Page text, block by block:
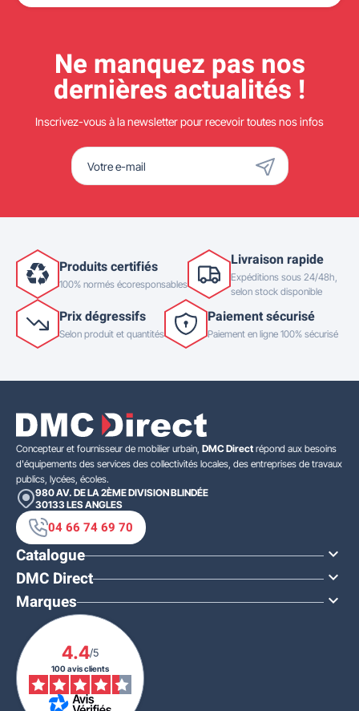
Ne manquez pas nos
dernières actualités !
Inscrivez-vous à la newsletter pour recevoir toutes nos infos
Produits certifiés
100% normés écoresponsables
Livraison rapide
Expéditions sous 24/48h,
selon stock disponible
Prix dégressifs
Selon produit et quantités
Paiement sécurisé
Paiement en ligne 100% sécurisé
Concepteur et fournisseur de mobilier urbain, DMC Direct répond aux besoins
d'équipements des services des collectivités locales, des entreprises de travaux
publics, lycées, écoles.
980 AV. DE LA 2ÈME DIVISION BLINDÉE
30133 LES ANGLES
04 66 74 69 70
Catalogue 
DMC Direct 
Marques 
4.4/5
100 avis clients